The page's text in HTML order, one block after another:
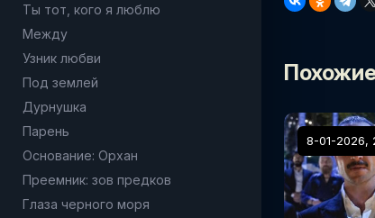
Ты тот, кого я люблю
Между
Узник любви
Под землей
Дурнушка
Парень
Основание: Орхан
Преемник: зов предков
Глаза черного моря
8-01-2026,